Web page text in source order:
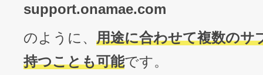
support.onamae.com
のように、 用途に合わせて複数のサ
持つことも可能です。